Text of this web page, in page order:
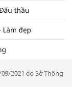
mại: Khơi
thầu
Làm đẹp
2021 do Sở Thông